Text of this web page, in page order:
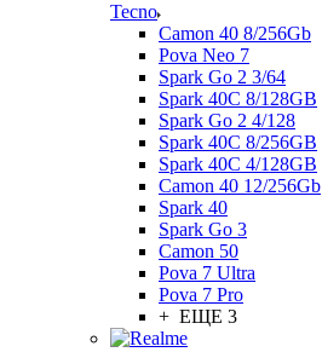
Tecno
Camon 40 8/256Gb
Pova Neo 7
Spark Go 2 3/64
Spark 40C 8/128GB
Spark Go 2 4/128
Spark 40C 8/256GB
Spark 40C 4/128GB
Camon 40 12/256Gb
Spark 40
Spark Go 3
Camon 50
Pova 7 Ultra
Pova 7 Pro
+ ЕЩЕ 3